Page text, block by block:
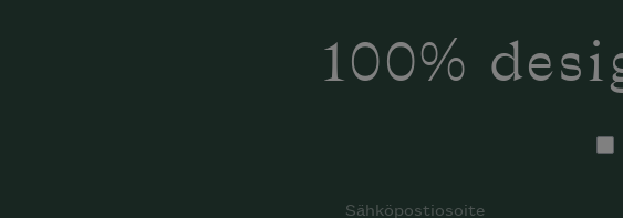
100%
Haluatko
katalogin